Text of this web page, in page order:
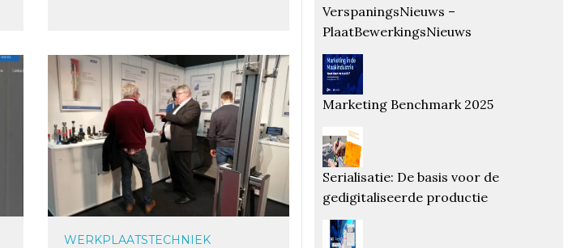
WERKPLAATSTECHNIEK
VerspaningsNieuws –
PlaatBewerkingsNieuws
Marketing Benchmark 2025
Serialisatie: De basis voor de
gedigitaliseerde productie